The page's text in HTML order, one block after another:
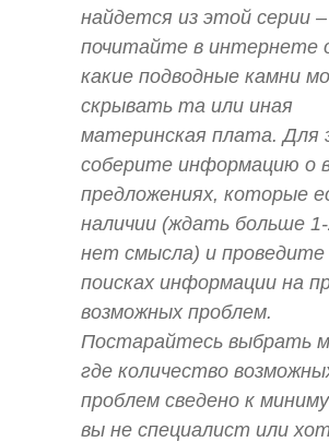
найдется из этой серии –
почитайте в интернете
какие подводные камни
скрывать та или иная
материнская плата. Для
соберите информацию о
предложениях, которые
наличии (ждать больше
нет смысла) и проведите
поисках информации на
возможных проблем.
Постарайтесь выбрать
где количество
проблем сведено к
вы не специалист или